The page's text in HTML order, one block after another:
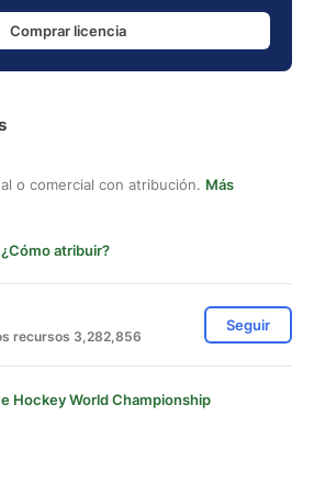
Comprar licencia
o comercial con atribución. Más
¿Cómo atribuir?
recursos 3,282,856
Seguir
Hockey World Championship